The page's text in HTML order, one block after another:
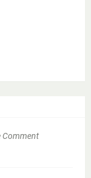
Comment